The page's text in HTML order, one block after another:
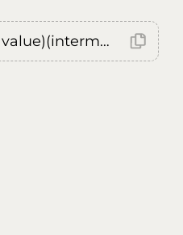
Error: (intermediate value)(intermediate value)(intermediate value).replaceAll is not a function